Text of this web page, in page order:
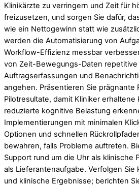
Klinikärzte zu verringern und Zeit für
freizusetzen, und sorgen Sie dafür,
wie ein Nettogewinn statt wie
werden die Automatisierung von
Workflow-Effizienz messbar
von Zeit-Bewegungs-Daten
Auftragserfassungen und
angehen. Präsentieren Sie prägnante
Pilotresultate, damit Kliniker erhaltene
reduzierte kognitive Belastung
Implementierungen mit minimalen
Optionen und schnellen
bewahren, falls Probleme auftreten.
Support rund um die Uhr als klinische
als Lieferantenaufgabe. Verfolgen Sie
und klinische Ergebnisse; berichten